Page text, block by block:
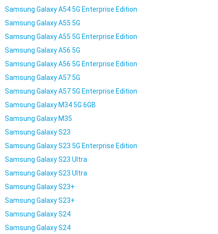
Samsung Galaxy A54 5G Enterprise Edition
Samsung Galaxy A55 5G
Samsung Galaxy A55 5G Enterprise Edition
Samsung Galaxy A56 5G
Samsung Galaxy A56 5G Enterprise Edition
Samsung Galaxy A57 5G
Samsung Galaxy A57 5G Enterprise Edition
Samsung Galaxy M34 5G 6GB
Samsung Galaxy M35
Samsung Galaxy S23
Samsung Galaxy S23 5G Enterprise Edition
Samsung Galaxy S23 Ultra
Samsung Galaxy S23 Ultra
Samsung Galaxy S23+
Samsung Galaxy S23+
Samsung Galaxy S24
Samsung Galaxy S24